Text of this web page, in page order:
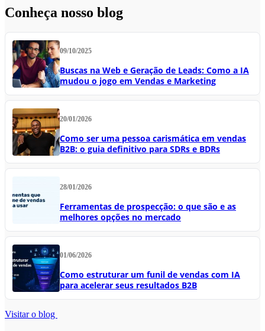
Conheça nosso blog
09/10/2025
Buscas na Web e Geração de Leads: Como a IA
mudou o jogo em Vendas e Marketing
20/01/2026
Como ser uma pessoa carismática em vendas
B2B: o guia definitivo para SDRs e BDRs
28/01/2026
Ferramentas de prospecção: o que são e as
melhores opções no mercado
01/06/2026
Como estruturar um funil de vendas com IA
para acelerar seus resultados B2B
Visitar o blog